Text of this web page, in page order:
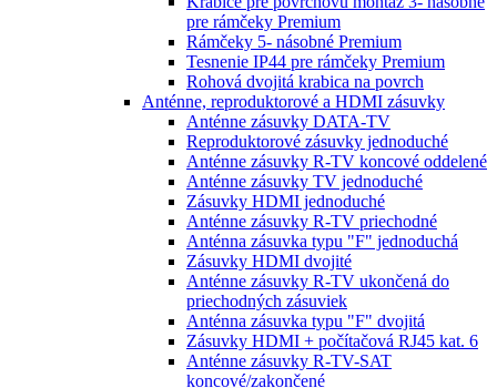
pre rámčeky Premium
Rámčeky 5- násobné Premium
Tesnenie IP44 pre rámčeky Premium
Rohová dvojitá krabica na povrch
Anténne, reproduktorové a HDMI zásuvky
Anténne zásuvky DATA-TV
Reproduktorové zásuvky jednoduché
Anténne zásuvky R-TV koncové oddelené
Anténne zásuvky TV jednoduché
Zásuvky HDMI jednoduché
Anténne zásuvky R-TV priechodné
Anténna zásuvka typu "F" jednoduchá
Zásuvky HDMI dvojité
Anténne zásuvky R-TV ukončená do
priechodných zásuviek
Anténna zásuvka typu "F" dvojitá
Zásuvky HDMI + počítačová RJ45 kat. 6
Anténne zásuvky R-TV-SAT
koncové/zakončené